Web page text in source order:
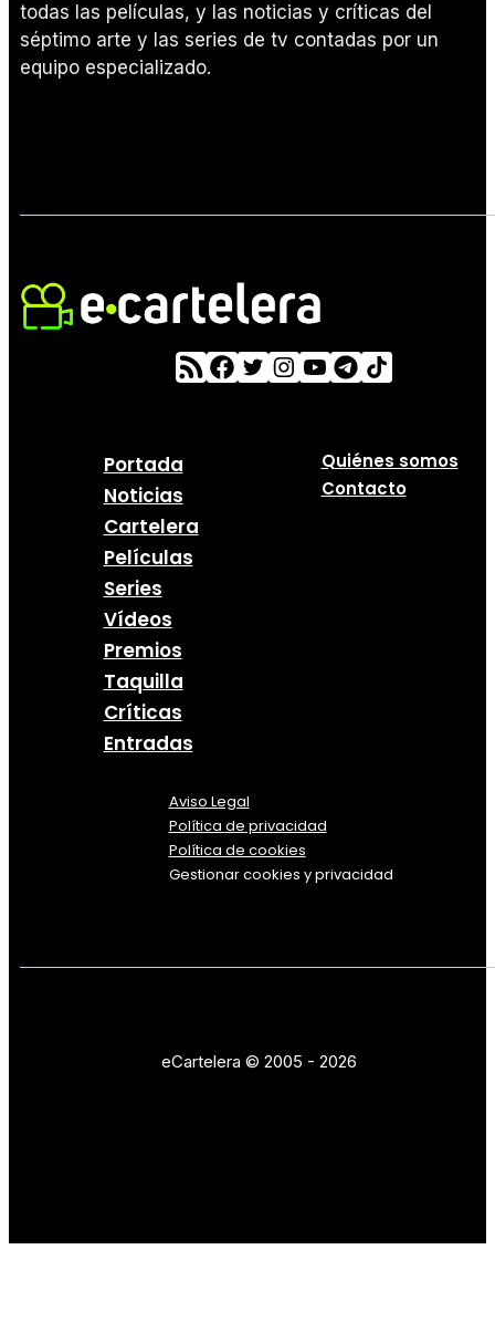
todas las películas, y las noticias y críticas del
séptimo arte y las series de tv contadas por un
equipo especializado.
Portada
Noticias
Cartelera
Películas
Series
Vídeos
Premios
Taquilla
Críticas
Entradas
Quiénes somos
Contacto
Aviso Legal
Política de privacidad
Política de cookies
Gestionar cookies y privacidad
eCartelera © 2005 - 2026